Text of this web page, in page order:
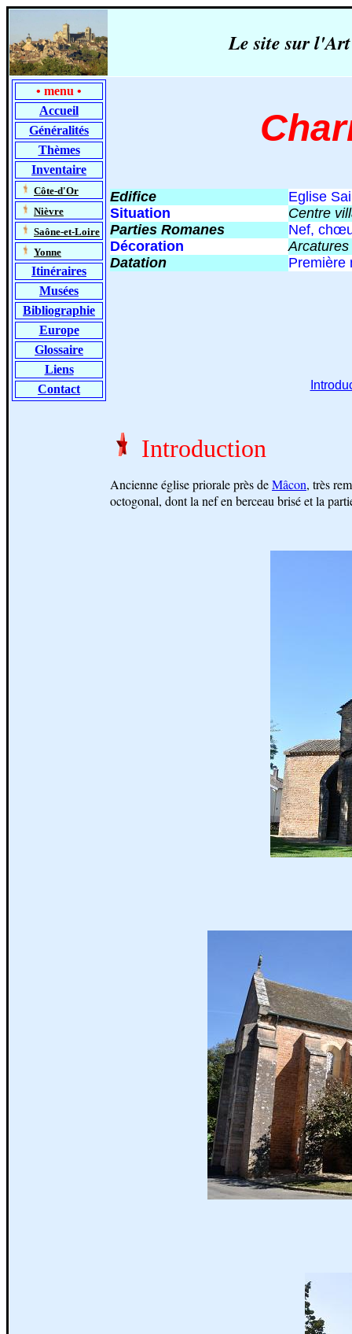
Le site sur
• menu •
Accueil
Généralités
Thèmes
Inventaire
Côte-d'Or
Nièvre
Saône-et-Loire
Yonne
Itinéraires
Musées
Bibliographie
Europe
Glossaire
Liens
Contact
Edifice
Eglise
Situation
Centre
Parties Romanes
Nef,
Décoration
Datation
Première
Introduction
Ancienne église priorale près deMâcon, très
octogonal, dont la nef en berceau brisé et la